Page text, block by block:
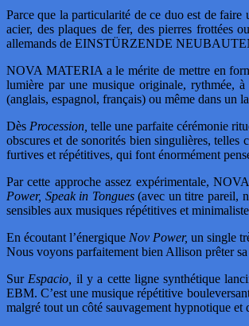
Parce que la particularité de ce duo est de faire
acier, des plaques de fer, des pierres frottées
allemands de EINSTÜRZENDE
NOVA MATERIA a le mérite de mettre en
lumière par une musique originale, rythmée, à
(anglais, espagnol, français) ou même dans un
Dès Procession, telle une parfaite cérémonie
obscures et de sonorités bien singulières, telles
furtives et répétitives, qui font énormément
Par cette approche assez expérimentale,
Power, Speak in Tongues(avec un titre pareil,
sensibles aux musiques répétitives et
En écoutant l’énergique Nov Power, un single
Nous voyons parfaitement bien Allison prêter
Sur Espacio, il y a cette ligne synthétique
EBM. C’est une musique répétitive
malgré tout un côté sauvagement hypnotique et